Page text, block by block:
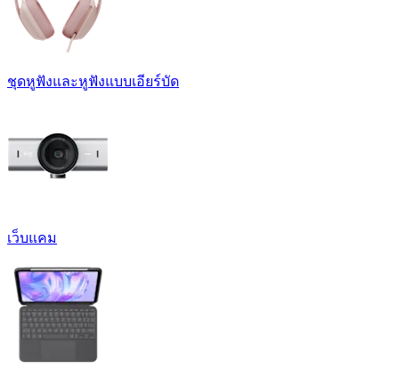
ชุดหูฟังและหูฟังแบบเอียร์บัด
เว็บแคม